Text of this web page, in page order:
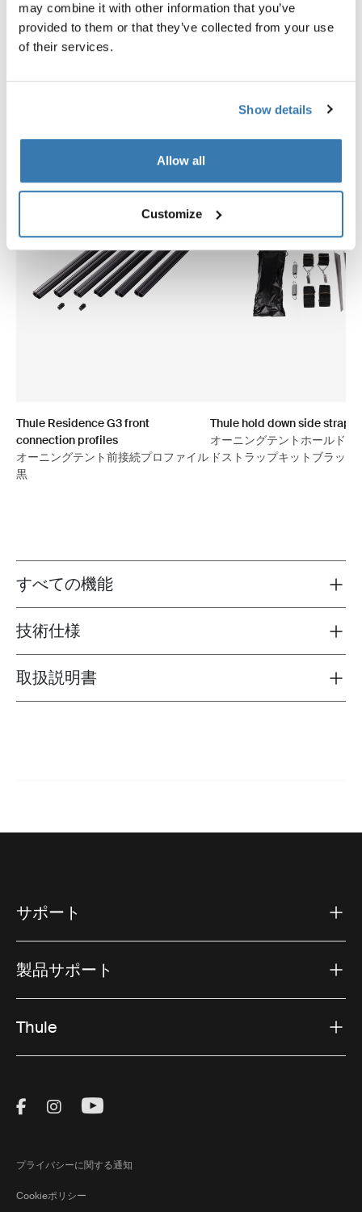
may combine it with other information that you’ve
provided to them or that they’ve collected from your use
of their services.
Show details
Allow all
Customize
Thule Residence G3 front
connection profiles
オーニングテント前接続プロファイル
黒
Thule hold down side strap
オーニングテントホールドダ
ドストラップキットブラック
Toggle features
すべての機能
Toggle techspec
技術仕様
Toggle guides and instructions
取扱説明書
サポート
製品サポート
Thule
Visit Thule on Facebook (external link)
Visit Thule on Instagram (external link)
Visit Thule on Youtube (external
プライバシーに関する通知
Cookieポリシー